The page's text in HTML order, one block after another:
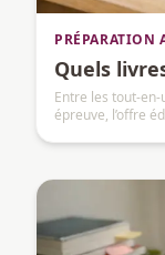
PRÉPARATION
Quels
Entre les tout-
épreuve, l’offre
inattendu :